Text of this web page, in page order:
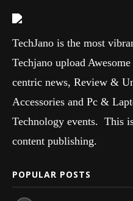
TechJano is the most
Techjano upload
centric news, Review &
Accessories and Pc &
Technology events. This
content publishing.
POPULAR POSTS